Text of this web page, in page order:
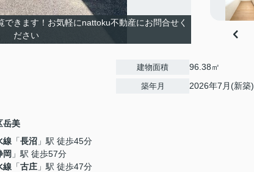
きます！お気軽にnattoku不動産にお問合せく
ださい
岳美
線 「長沼 」駅 徒歩45分
岡 」駅 徒歩57分
線 「古庄 」駅 徒歩47分
建物面積 96.38㎡
築年月 2026年7月(新築)